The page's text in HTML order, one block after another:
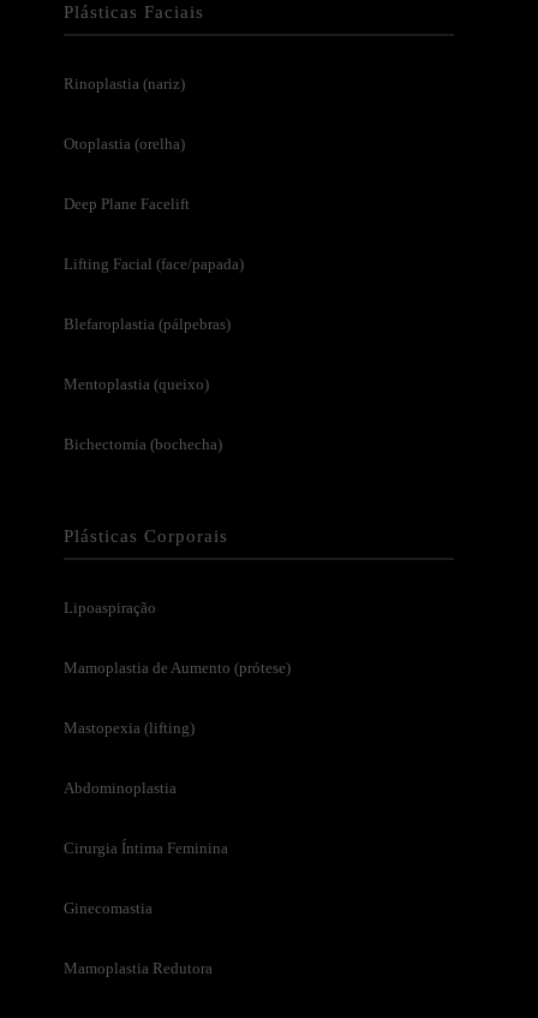
Plásticas Faciais
Rinoplastia (nariz)
Otoplastia (orelha)
Deep Plane Facelift
Lifting Facial (face/papada)
Blefaroplastia (pálpebras)
Mentoplastia (queixo)
Bichectomia (bochecha)
Plásticas Corporais
Lipoaspiração
Mamoplastia de Aumento (prótese)
Mastopexia (lifting)
Abdominoplastia
Cirurgia Íntima Feminina
Ginecomastia
Mamoplastia Redutora